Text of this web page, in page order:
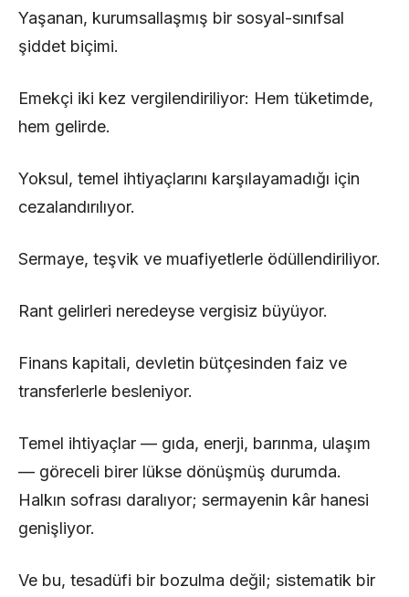
Yaşanan, kurumsallaşmış bir sosyal-sınıfsal
şiddet biçimi.
Emekçi iki kez vergilendiriliyor: Hem tüketimde,
hem gelirde.
Yoksul, temel ihtiyaçlarını karşılayamadığı için
cezalandırılıyor.
Sermaye, teşvik ve muafiyetlerle ödüllendiriliyor.
Rant gelirleri neredeyse vergisiz büyüyor.
Finans kapitali, devletin bütçesinden faiz ve
transferlerle besleniyor.
Temel ihtiyaçlar — gıda, enerji, barınma, ulaşım
— göreceli birer lükse dönüşmüş durumda.
Halkın sofrası daralıyor; sermayenin kâr hanesi
genişliyor.
Ve bu, tesadüfi bir bozulma değil; sistematik bir